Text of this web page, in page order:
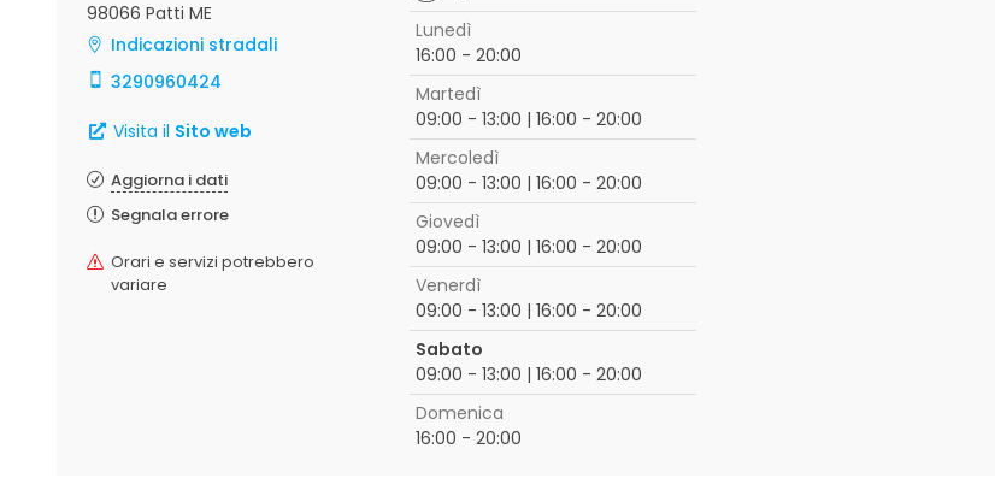
98066 Patti ME
Indicazioni stradali
3290960424
Visita il Sito web
Aggiorna i dati
Segnala errore
Orari e servizi potrebbero
variare
Lunedì
16:00 - 20:00
Martedì
09:00 - 13:00 | 16:00 - 20:00
Mercoledì
09:00 - 13:00 | 16:00 - 20:00
Giovedì
09:00 - 13:00 | 16:00 - 20:00
Venerdì
09:00 - 13:00 | 16:00 - 20:00
Sabato
09:00 - 13:00 | 16:00 - 20:00
Domenica
16:00 - 20:00